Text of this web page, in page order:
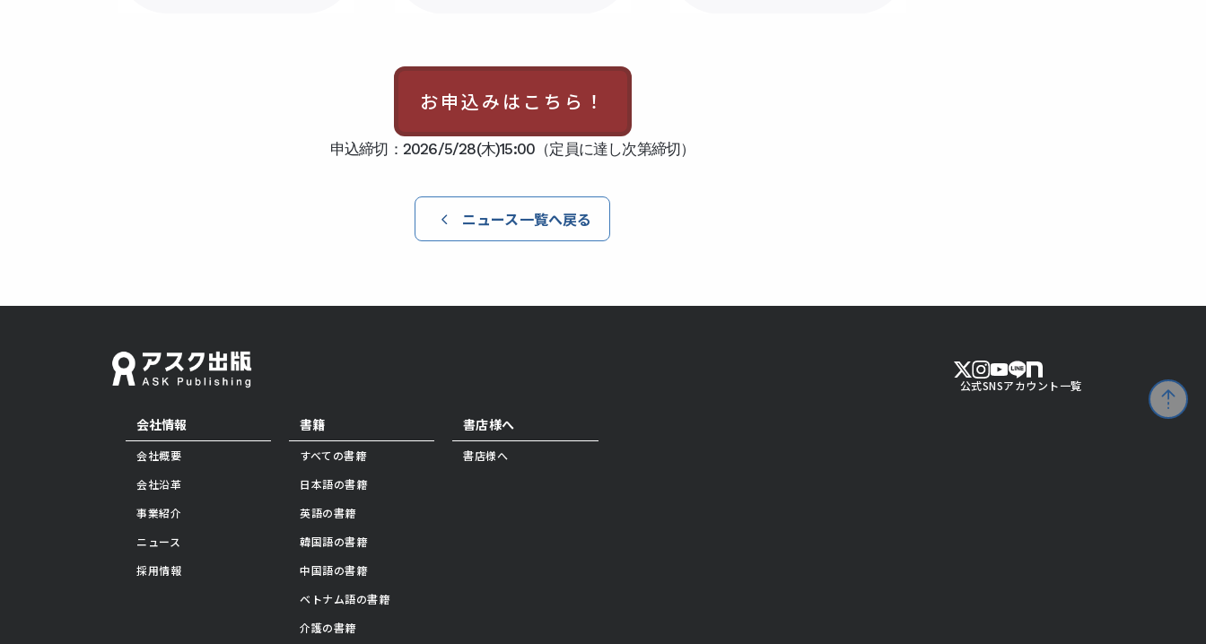
お申込みはこちら！
申込締切：2026/5/28(木)15:00（定員に達し次第締切）
ニュース一覧へ戻る
会社情報
会社概要
会社沿革
事業紹介
ニュース
採用情報
書籍
すべての書籍
日本語の書籍
英語の書籍
韓国語の書籍
中国語の書籍
ベトナム語の書籍
介護の書籍
書店様へ
書店様へ
公式SNSアカウント一覧